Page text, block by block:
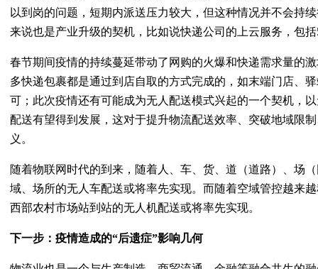
以到岗的问题，短期内派送压力较大，但这种情况并不会持
来说也是产业升级的契机，比如说快递公司的上云服务，包
春节期间疫情的持续蔓延带动了网购的火爆和快递需求量的
多快递包裹都是通过到店自取的方式完成的，如末端门店、
可；此次疫情还有可能成为无人配送模式兴起的一个契机，
配送有望得到发展，这对于提升物流配送效率、突破地域限
义。
随着物联网时代的到来，随着人、车、货、道（道路）、场
域、场所的无人车配送或将率先实现。而随着空域管控越来
西部农村市场站到站的无人机配送或将率先实现。
下一步：疫情造成的“后遗症”影响几何